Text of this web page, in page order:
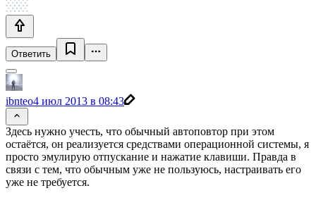
Ответить
ibnteo4 июл 2013 в 08:43
Здесь нужно учесть, что обычный автоповтор при этом
остаётся, он реализуется средствами операционной системы, я
просто эмулирую отпускание и нажатие клавиши. Правда в
связи с тем, что обычным уже не пользуюсь, настраивать его
уже не требуется.